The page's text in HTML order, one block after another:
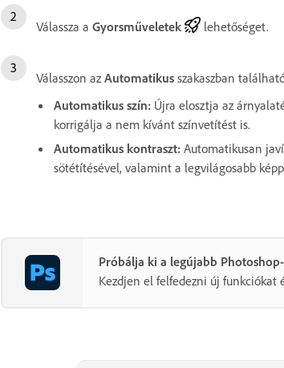
Válassza a Gyorsműveletek lehetőséget.
Válasszon az Automatikus szakaszban
Automatikus szín: Újra elosztja az
korrigálja a nem kívánt színvetítést is.
Automatikus kontraszt: Automatikusan
sötétítésével, valamint a legvilágosabb
Próbálja ki a legújabb
Kezdjen el felfedezni új funkciókat